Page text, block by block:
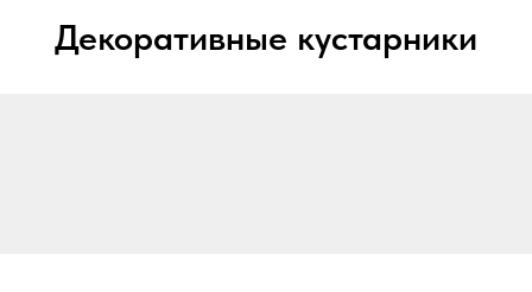
Декоративные кустарники